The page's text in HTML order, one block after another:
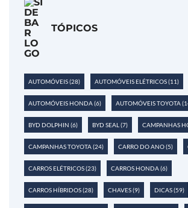
TÓPICOS
AUTOMÓVEIS(28) AUTOMÓVEIS ELÉTRICOS(11)
AUTOMÓVEIS HONDA(6) AUTOMÓVEIS TOYOTA
BYD DOLPHIN (6) BYD SEAL (7) CAMPANHAS
CAMPANHAS TOYOTA(24) CARRO DO ANO(5)
CARROS ELÉTRICOS(23) CARROS HONDA(6)
CARROS HÍBRIDOS(28) CHAVES(9) DICAS(59)